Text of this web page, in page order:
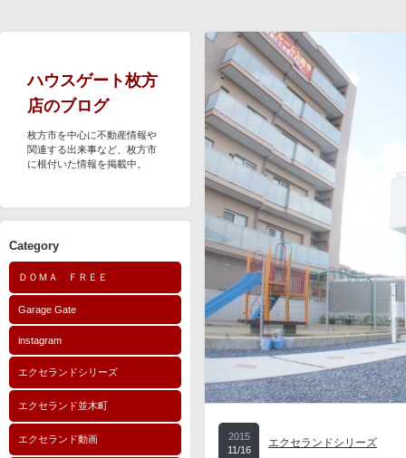
ハウスゲート枚方
店のブログ
枚方市を中心に不動産情報や
関連する出来事など、枚方市
に根付いた情報を掲載中。
Category
ＤＯＭＡ ＦＲＥＥ
Garage Gate
instagram
エクセランドシリーズ
エクセランド並木町
エクセランド動画
2015
11/16
エクセランドシリーズ